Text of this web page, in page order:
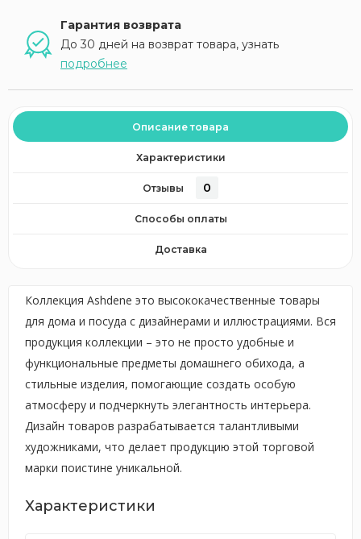
Гарантия возврата
До 30 дней на возврат товара, узнать
подробнее
Описание товара
Характеристики
Отзывы 0
Способы оплаты
Доставка
Коллекция Ashdene это высококачественные товары
для дома и посуда с дизайнерами и иллюстрациями. Вся
продукция коллекции – это не просто удобные и
функциональные предметы домашнего обихода, а
стильные изделия, помогающие создать особую
атмосферу и подчеркнуть элегантность интерьера.
Дизайн товаров разрабатывается талантливыми
художниками, что делает продукцию этой торговой
марки поистине уникальной.
Характеристики